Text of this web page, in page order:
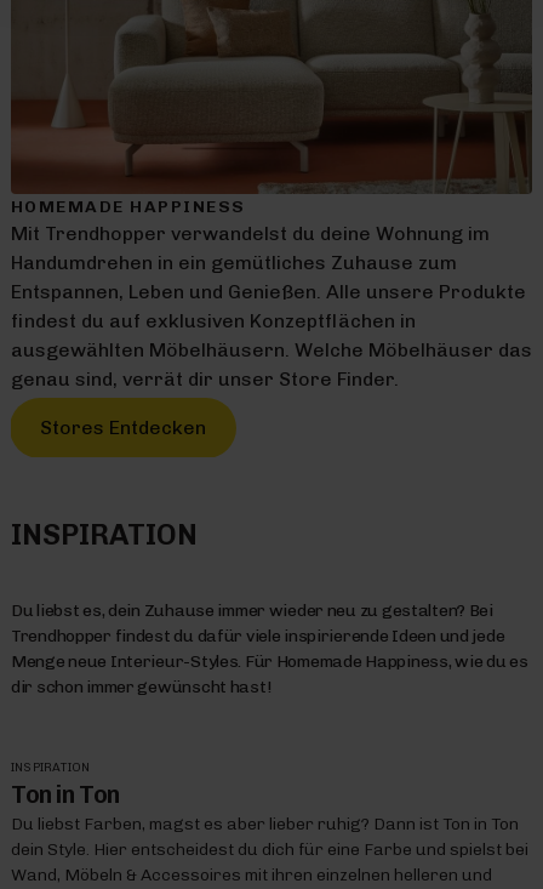
HOMEMADE HAPPINESS
Mit Trendhopper verwandelst du deine Wohnung im
Handumdrehen in ein gemütliches Zuhause zum
Entspannen, Leben und Genießen. Alle unsere Produkte
findest du auf exklusiven Konzeptflächen in
ausgewählten Möbelhäusern. Welche Möbelhäuser das
genau sind, verrät dir unser Store Finder.
Stores Entdecken
INSPIRATION
Du liebst es, dein Zuhause immer wieder neu zu gestalten? Bei
Trendhopper findest du dafür viele inspirierende Ideen und jede
Menge neue Interieur-Styles. Für Homemade Happiness, wie du es
dir schon immer gewünscht hast!
INSPIRATION
Ton in Ton
Du liebst Farben, magst es aber lieber ruhig? Dann ist Ton in Ton
dein Style. Hier entscheidest du dich für eine Farbe und spielst bei
Wand, Möbeln & Accessoires mit ihren einzelnen helleren und